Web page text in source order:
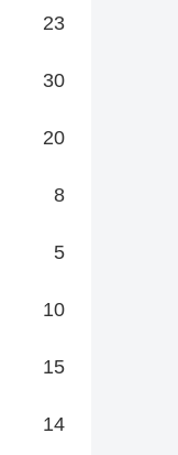
23
30
20
8
5
10
15
14